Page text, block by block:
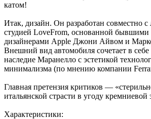
катом!
Итак, дизайн. Он разработан совместно с
студией LoveFrom, основанной бывшими
дизайнерами Apple Джони Айвом и
Внешний вид автомобиля сочетает в
наследие Маранелло с эстетикой
минимализма (по мнению компании
Главная претензия критиков —
итальянской страсти в угоду кремниевой
Характеристики: